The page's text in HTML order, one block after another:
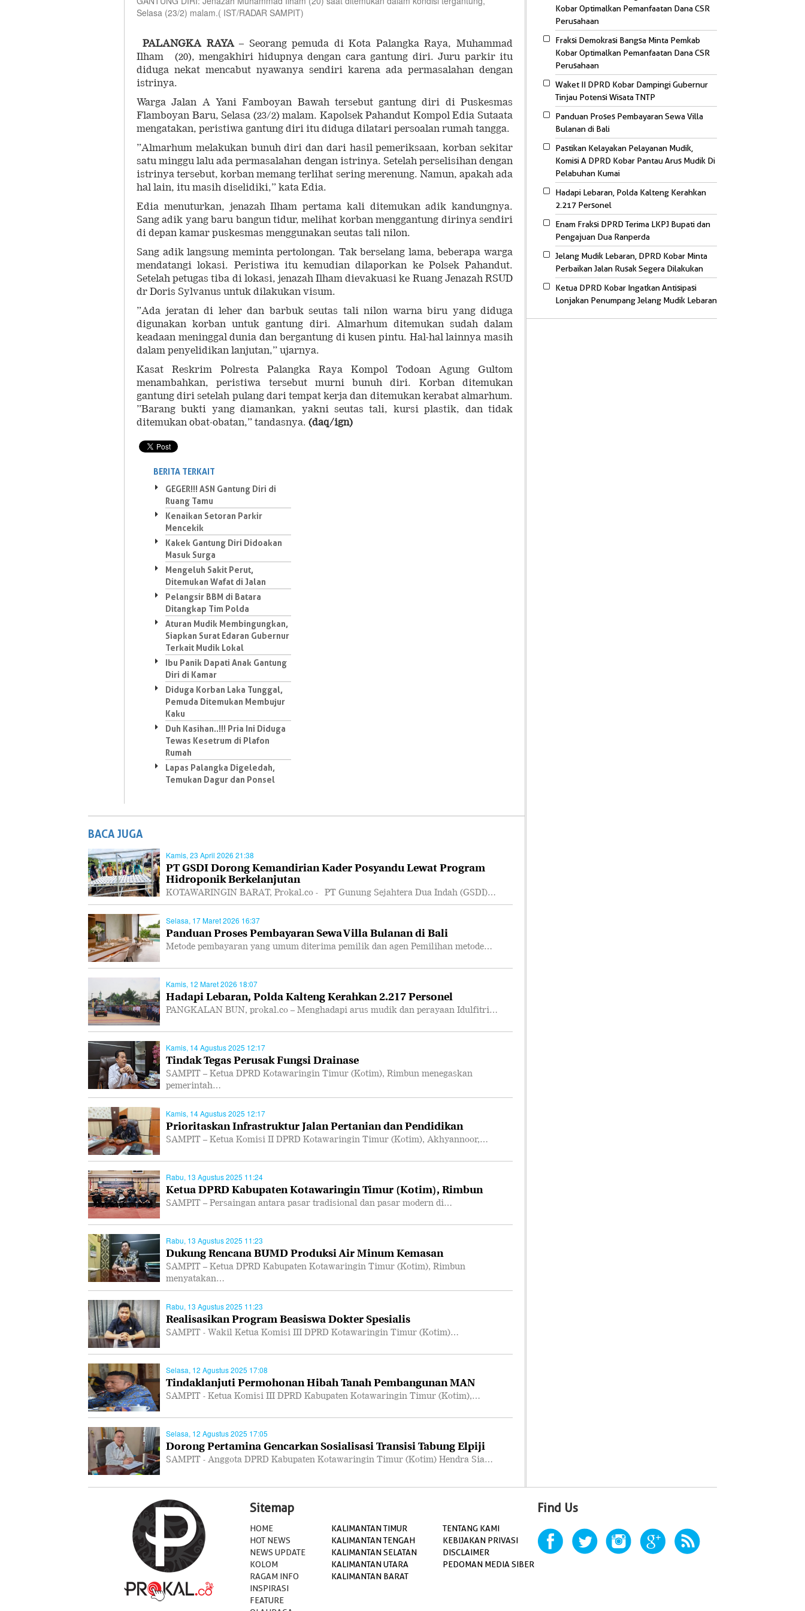
Selasa (23/2) malam.( IST/RADAR SAMPIT)
PALANGKA RAYA– Seorang pemuda di Kota Palangka Raya, Muhammad
Ilham (20), mengakhiri hidupnya dengan cara gantung diri. Juru parkir itu
diduga nekat mencabut nyawanya sendiri karena ada permasalahan dengan
istrinya.
Warga Jalan A Yani Famboyan Bawah tersebut gantung diri di Puskesmas
Flamboyan Baru, Selasa (23/2) malam. Kapolsek Pahandut Kompol Edia Sutaata
mengatakan, peristiwa gantung diri itu diduga dilatari persoalan rumah tangga.
”Almarhum melakukan bunuh diri dan dari hasil pemeriksaan, korban sekitar
satu minggu lalu ada permasalahan dengan istrinya. Setelah perselisihan dengan
istrinya tersebut, korban memang terlihat sering merenung. Namun, apakah ada
hal lain, itu masih diselidiki,” kata Edia.
Edia menuturkan, jenazah Ilham pertama kali ditemukan adik kandungnya.
Sang adik yang baru bangun tidur, melihat korban menggantung dirinya sendiri
di depan kamar puskesmas menggunakan seutas tali nilon.
Sang adik langsung meminta pertolongan. Tak berselang lama, beberapa warga
mendatangi lokasi. Peristiwa itu kemudian dilaporkan ke Polsek Pahandut.
Setelah petugas tiba di lokasi, jenazah Ilham dievakuasi ke Ruang Jenazah RSUD
dr Doris Sylvanus untuk dilakukan visum.
”Ada jeratan di leher dan barbuk seutas tali nilon warna biru yang diduga
digunakan korban untuk gantung diri. Almarhum ditemukan sudah dalam
keadaan meninggal dunia dan bergantung di kusen pintu. Hal-hal lainnya masih
dalam penyelidikan lanjutan,” ujarnya.
Kasat Reskrim Polresta Palangka Raya Kompol Todoan Agung Gultom
menambahkan, peristiwa tersebut murni bunuh diri. Korban ditemukan
gantung diri setelah pulang dari tempat kerja dan ditemukan kerabat almarhum.
”Barang bukti yang diamankan, yakni seutas tali, kursi plastik, dan tidak
ditemukan obat-obatan,” tandasnya. (daq/ign)
BERITA TERKAIT
GEGER!!! ASN Gantung Diri di
Ruang Tamu
Kenaikan Setoran Parkir
Mencekik
Kakek Gantung Diri Didoakan
Masuk Surga
Mengeluh Sakit Perut,
Ditemukan Wafat di Jalan
Pelangsir BBM di Batara
Ditangkap Tim Polda
Aturan Mudik Membingungkan,
Siapkan Surat Edaran Gubernur
Terkait Mudik Lokal
Ibu Panik Dapati Anak Gantung
Diri di Kamar
Diduga Korban Laka Tunggal,
Pemuda Ditemukan Membujur
Kaku
Duh Kasihan..!!! Pria Ini Diduga
Tewas Kesetrum di Plafon
Rumah
Lapas Palangka Digeledah,
Temukan Dagur dan Ponsel
BACA JUGA
Kamis, 23 April 2026 21:38
PT GSDI Dorong Kemandirian Kader Posyandu Lewat Program
Hidroponik Berkelanjutan
KOTAWARINGIN BARAT, Prokal.co - PT Gunung Sejahtera Dua Indah (GSDI)…
Selasa, 17 Maret 2026 16:37
Panduan Proses Pembayaran Sewa Villa Bulanan di Bali
Metode pembayaran yang umum diterima pemilik dan agen Pemilihan metode…
Kamis, 12 Maret 2026 18:07
Hadapi Lebaran, Polda Kalteng Kerahkan 2.217 Personel
PANGKALAN BUN, prokal.co – Menghadapi arus mudik dan perayaan Idulfitri…
Kamis, 14 Agustus 2025 12:17
Tindak Tegas Perusak Fungsi Drainase
SAMPIT – Ketua DPRD Kotawaringin Timur (Kotim), Rimbun menegaskan
pemerintah…
Kamis, 14 Agustus 2025 12:17
Prioritaskan Infrastruktur Jalan Pertanian dan Pendidikan
SAMPIT – Ketua Komisi II DPRD Kotawaringin Timur (Kotim), Akhyannoor,…
Rabu, 13 Agustus 2025 11:24
Ketua DPRD Kabupaten Kotawaringin Timur (Kotim), Rimbun
SAMPIT – Persaingan antara pasar tradisional dan pasar modern di…
Rabu, 13 Agustus 2025 11:23
Dukung Rencana BUMD Produksi Air Minum Kemasan
SAMPIT – Ketua DPRD Kabupaten Kotawaringin Timur (Kotim), Rimbun
menyatakan…
Rabu, 13 Agustus 2025 11:23
Realisasikan Program Beasiswa Dokter Spesialis
SAMPIT - Wakil Ketua Komisi III DPRD Kotawaringin Timur (Kotim)…
Selasa, 12 Agustus 2025 17:08
Tindaklanjuti Permohonan Hibah Tanah Pembangunan MAN
SAMPIT - Ketua Komisi III DPRD Kabupaten Kotawaringin Timur (Kotim),…
Selasa, 12 Agustus 2025 17:05
Dorong Pertamina Gencarkan Sosialisasi Transisi Tabung Elpiji
SAMPIT - Anggota DPRD Kabupaten Kotawaringin Timur (Kotim) Hendra Sia…
Kobar Optimalkan Pemanfaatan Dana CSR
Perusahaan
Fraksi Demokrasi Bangsa Minta Pemkab
Kobar Optimalkan Pemanfaatan Dana CSR
Perusahaan
Waket II DPRD Kobar Dampingi Gubernur
Tinjau Potensi Wisata TNTP
Panduan Proses Pembayaran Sewa Villa
Bulanan di Bali
Pastikan Kelayakan Pelayanan Mudik,
Komisi A DPRD Kobar Pantau Arus Mudik Di
Pelabuhan Kumai
Hadapi Lebaran, Polda Kalteng Kerahkan
2.217 Personel
Enam Fraksi DPRD Terima LKPJ Bupati dan
Pengajuan Dua Ranperda
Jelang Mudik Lebaran, DPRD Kobar Minta
Perbaikan Jalan Rusak Segera Dilakukan
Ketua DPRD Kobar Ingatkan Antisipasi
Lonjakan Penumpang Jelang Mudik Lebaran
Sitemap
HOME
HOT NEWS
NEWS UPDATE
KOLOM
RAGAM INFO
INSPIRASI
FEATURE
KALIMANTAN TIMUR
KALIMANTAN TENGAH
KALIMANTAN SELATAN
KALIMANTAN UTARA
KALIMANTAN BARAT
TENTANG KAMI
KEBIJAKAN PRIVASI
DISCLAIMER
PEDOMAN MEDIA SIBER
Find Us